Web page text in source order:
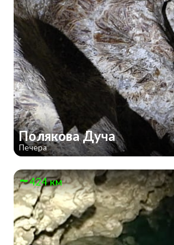
Полякова Дуча
Печера
424 км